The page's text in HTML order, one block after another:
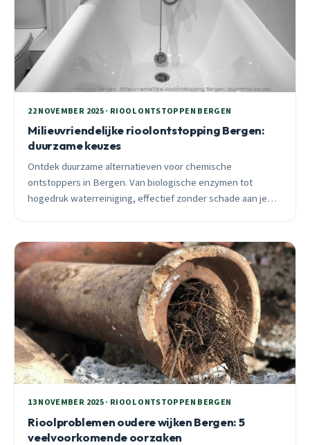
22 NOVEMBER 2025 · RIOOL ONTSTOPPEN BERGEN
Milieuvriendelijke rioolontstopping Bergen:
duurzame keuzes
Ontdek duurzame alternatieven voor chemische
ontstoppers in Bergen. Van biologische enzymen tot
hogedruk waterreiniging, effectief zonder schade aan je
13 NOVEMBER 2025 · RIOOL ONTSTOPPEN BERGEN
Rioolproblemen oudere wijken Bergen: 5
veelvoorkomende oorzaken